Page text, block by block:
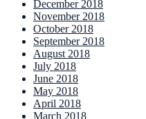
December 2018
November 2018
October 2018
September 2018
August 2018
July 2018
June 2018
May 2018
April 2018
March 2018